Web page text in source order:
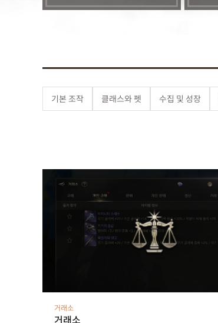
기본 조작 클래스와 펫 수집 및 성장
거래소
거래소